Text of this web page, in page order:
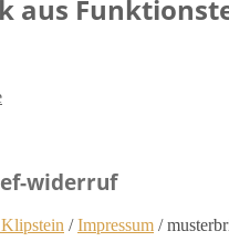
aus
widerruf
/Impressum /